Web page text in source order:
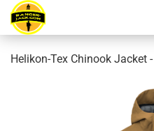
Helikon-Tex Chinook Jacket